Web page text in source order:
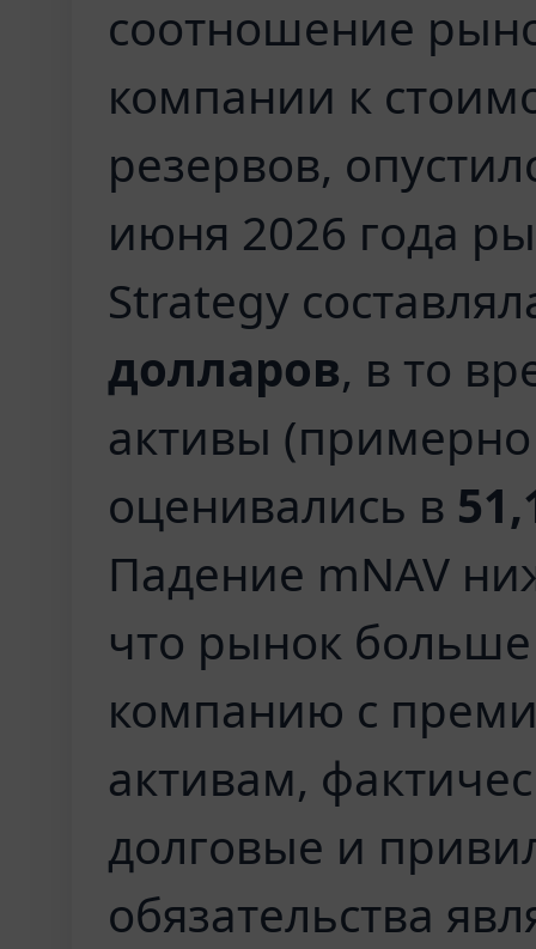
соотношение
компании к
резервов,
июня 2026 года
Strategy
долларов, в то
активы (примерно
оценивались в
Падение mNAV
что рынок
компанию с
активам,
долговые и
обязательства